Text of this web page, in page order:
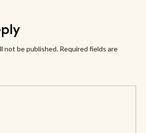
not be published. Required fields are